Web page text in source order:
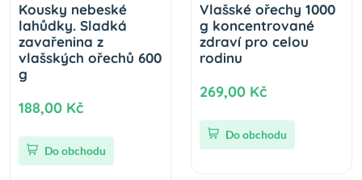
Kousky nebeské
lahůdky. Sladká
zavařenina z
vlašských ořechů 600
g
188,00 Kč
Do obchodu
Vlašské ořechy 1000
g koncentrované
zdraví pro celou
rodinu
269,00 Kč
Do obchodu